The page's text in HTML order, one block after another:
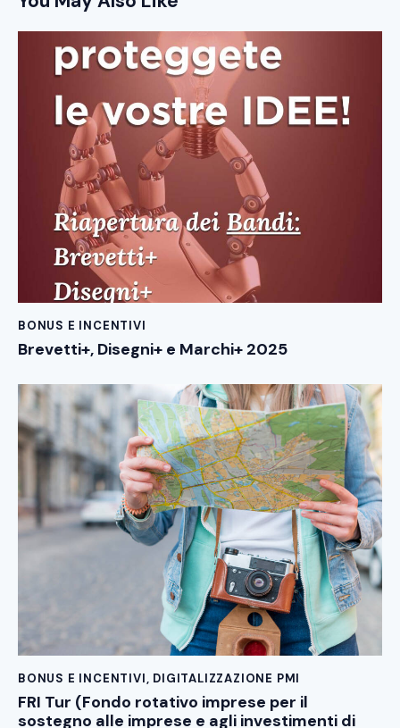
BONUS E INCENTIVI
Brevetti+, Disegni+ e Marchi+ 2025
BONUS E INCENTIVI, DIGITALIZZAZIONE PMI
FRI Tur (Fondo rotativo imprese per il
sostegno alle imprese e agli investimenti di